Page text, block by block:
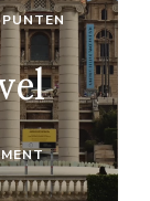
ON
MONTJUÏC
HEUVEL